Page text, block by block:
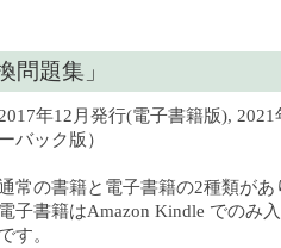
問題集」
2017年12月発行(電子書籍版),
ーバック版）
常の書籍と電子書籍の2種類があ
電子書籍はAmazon Kindle でのみ
です。